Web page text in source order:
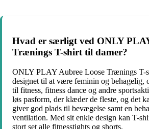
Hvad er særligt ved ONLY
Trænings T-shirt til damer?
ONLY PLAY Aubree Loose Trænings T-
designet til at være feminin og behagelig,
til fitness, fitness dance og andre
løs pasform, der klæder de fleste, og det
giver god plads til bevægelse samt en
ventilation. Med sit enkle design kan T-
stort set alle fitnesstights og shorts.